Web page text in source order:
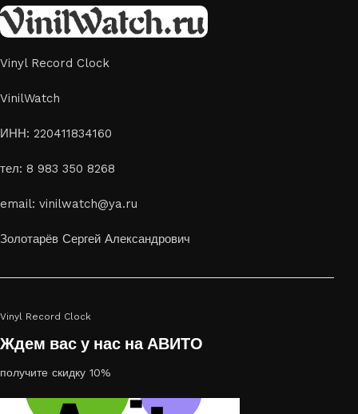
Vinyl Record Clock
VinilWatch
ИНН: 220411834160
тел: 8 983 350 8268
email: vinilwatch@ya.ru
Золотарёв Сергей Александрович
Vinyl Record Clock
Ждем вас у нас на АВИТО
получите скидку 10%